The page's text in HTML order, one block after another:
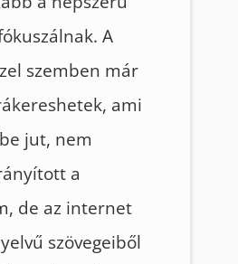
A
szemben már
ami
jut, nem
a
de az internet
szövegeiből